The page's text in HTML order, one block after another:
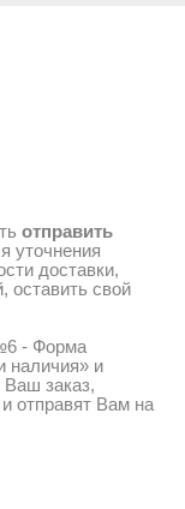
отправить
уточнения
доставки,
оставить свой
- Форма
наличия» и
заказ,
отправят Вам на